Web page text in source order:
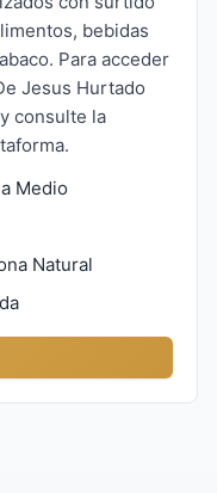
bebidas
Para acceder
Jesus Hurtado
consulte la
Medio
Natural